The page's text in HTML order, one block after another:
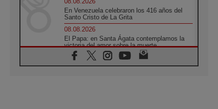
En Venezuela celebraron los 416 años del
Santo Cristo de La Grita
08.08.2026
El Papa: en Santa Ágata contemplamos la
victoria del amor sobre la muerte
08.08.2026
León XIV visitará el Santuario de la Madre